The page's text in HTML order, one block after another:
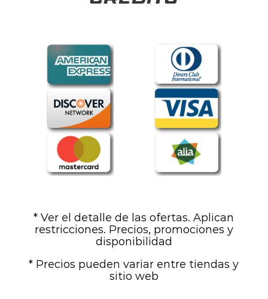
* Ver el detalle de las ofertas. Aplican
restricciones. Precios, promociones y
disponibilidad
* Precios pueden variar entre tiendas y
sitio web